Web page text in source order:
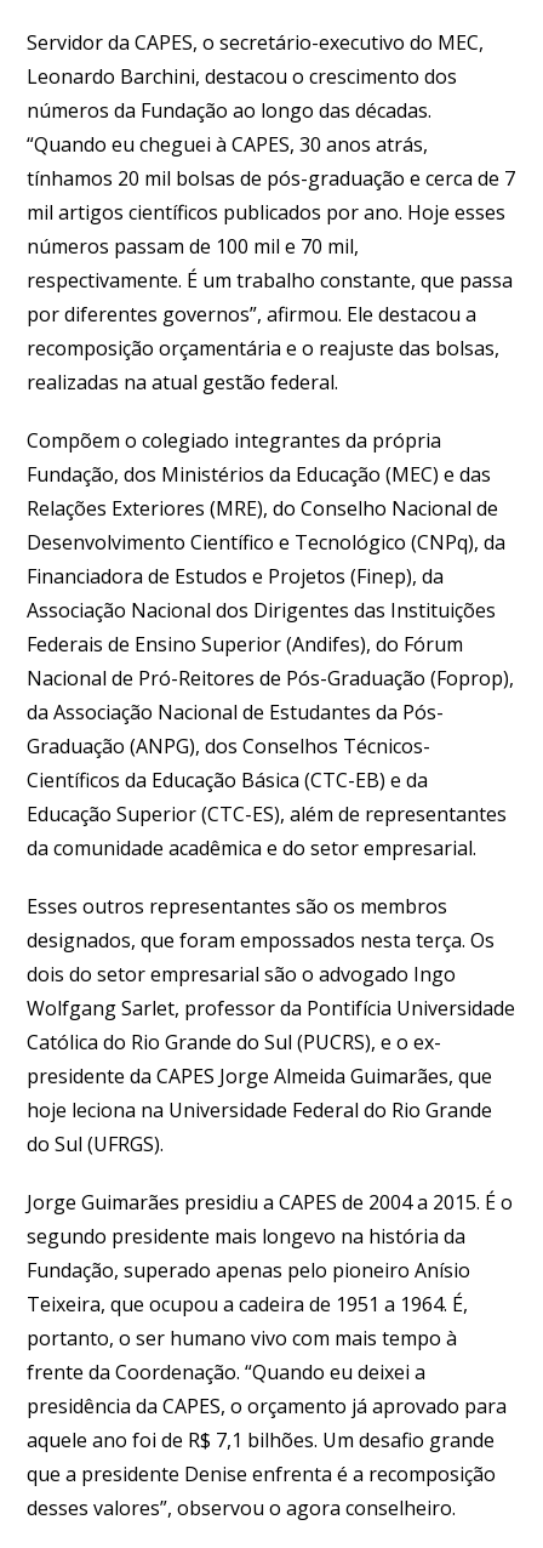
Servidor da CAPES, o secretário-executivo do MEC,
Leonardo Barchini, destacou o crescimento dos
números da Fundação ao longo das décadas.
“Quando eu cheguei à CAPES, 30 anos atrás,
tínhamos 20 mil bolsas de pós-graduação e cerca de 7
mil artigos científicos publicados por ano. Hoje esses
números passam de 100 mil e 70 mil,
respectivamente. É um trabalho constante, que passa
por diferentes governos”, afirmou. Ele destacou a
recomposição orçamentária e o reajuste das bolsas,
realizadas na atual gestão federal.
Compõem o colegiado integrantes da própria
Fundação, dos Ministérios da Educação (MEC) e das
Relações Exteriores (MRE), do Conselho Nacional de
Desenvolvimento Científico e Tecnológico (CNPq), da
Financiadora de Estudos e Projetos (Finep), da
Associação Nacional dos Dirigentes das Instituições
Federais de Ensino Superior (Andifes), do Fórum
Nacional de Pró-Reitores de Pós-Graduação (Foprop),
da Associação Nacional de Estudantes da Pós-
Graduação (ANPG), dos Conselhos Técnicos-
Científicos da Educação Básica (CTC-EB) e da
Educação Superior (CTC-ES), além de representantes
da comunidade acadêmica e do setor empresarial.
Esses outros representantes são os membros
designados, que foram empossados nesta terça. Os
dois do setor empresarial são o advogado Ingo
Wolfgang Sarlet, professor da Pontifícia Universidade
Católica do Rio Grande do Sul (PUCRS), e o ex-
presidente da CAPES Jorge Almeida Guimarães, que
hoje leciona na Universidade Federal do Rio Grande
do Sul (UFRGS).
Jorge Guimarães presidiu a CAPES de 2004 a 2015. É o
segundo presidente mais longevo na história da
Fundação, superado apenas pelo pioneiro Anísio
Teixeira, que ocupou a cadeira de 1951 a 1964. É,
portanto, o ser humano vivo com mais tempo à
frente da Coordenação. “Quando eu deixei a
presidência da CAPES, o orçamento já aprovado para
aquele ano foi de R$ 7,1 bilhões. Um desafio grande
que a presidente Denise enfrenta é a recomposição
desses valores”, observou o agora conselheiro.